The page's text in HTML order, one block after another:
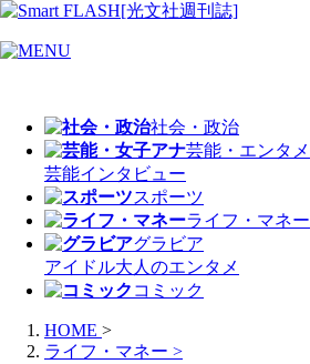
社会・政治
芸能・エンタメ
芸能インタビュー
スポーツ
ライフ・マネー
グラビア
アイドル大人のエンタメ
コミック
HOME >
ライフ・マネー >